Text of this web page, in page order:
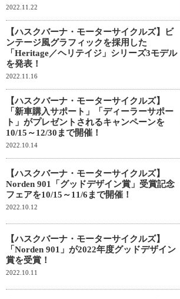
2022.11.22
【ハスクバーナ・モーターサイクルズ】ビ
ンテージ風グラフィックを採用した
「Heritage／ヘリテイジ」シリーズ3モデル
を発表！
2022.11.16
【ハスクバーナ・モーターサイクルズ】
「新車購入サポート」「ディーラーサポー
ト」がプレゼントされるキャンペーンを
10/15～12/30まで開催！
2022.10.14
【ハスクバーナ・モーターサイクルズ】
Norden 901「グッドデザイン賞」受賞記念
フェアを10/15～11/6まで開催！
2022.10.12
【ハスクバーナ・モーターサイクルズ】
「Norden 901」が2022年度グッドデザイン
賞を受賞！
2022.10.11